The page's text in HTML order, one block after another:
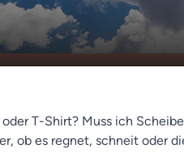
T-Shirt? Muss ich
ob es regnet, schneit oder